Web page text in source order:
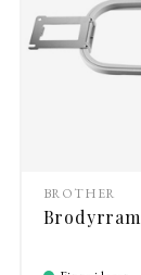
BROTHER
Brodyrram